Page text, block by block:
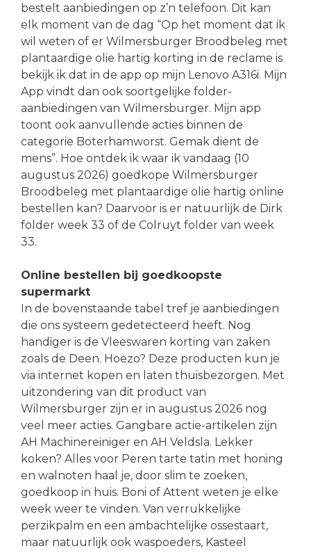
bestelt aanbiedingen op z’n telefoon. Dit kan
elk moment van de dag “Op het moment dat ik
wil weten of er Wilmersburger Broodbeleg met
plantaardige olie hartig korting in de reclame is
bekijk ik dat in de app op mijn Lenovo A316i. Mijn
App vindt dan ook soortgelijke folder-
aanbiedingen van Wilmersburger. Mijn app
toont ook aanvullende acties binnen de
categorie Boterhamworst. Gemak dient de
mens”. Hoe ontdek ik waar ik vandaag (10
augustus 2026) goedkope Wilmersburger
Broodbeleg met plantaardige olie hartig online
bestellen kan? Daarvoor is er natuurlijk de Dirk
folder week 33 of de Colruyt folder van week
33.
Online bestellen bij goedkoopste
supermarkt
In de bovenstaande tabel tref je aanbiedingen
die ons systeem gedetecteerd heeft. Nog
handiger is de Vleeswaren korting van zaken
zoals de Deen. Hoezo? Deze producten kun je
via internet kopen en laten thuisbezorgen. Met
uitzondering van dit product van
Wilmersburger zijn er in augustus 2026 nog
veel meer acties. Gangbare actie-artikelen zijn
AH Machinereiniger en AH Veldsla. Lekker
koken? Alles voor Peren tarte tatin met honing
en walnoten haal je, door slim te zoeken,
goedkoop in huis. Boni of Attent weten je elke
week weer te vinden. Van verrukkelijke
perzikpalm en een ambachtelijke ossestaart,
maar natuurlijk ook waspoeders, Kasteel